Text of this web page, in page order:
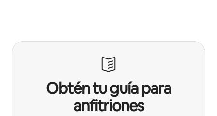
Obtén tu guía para
anfitriones